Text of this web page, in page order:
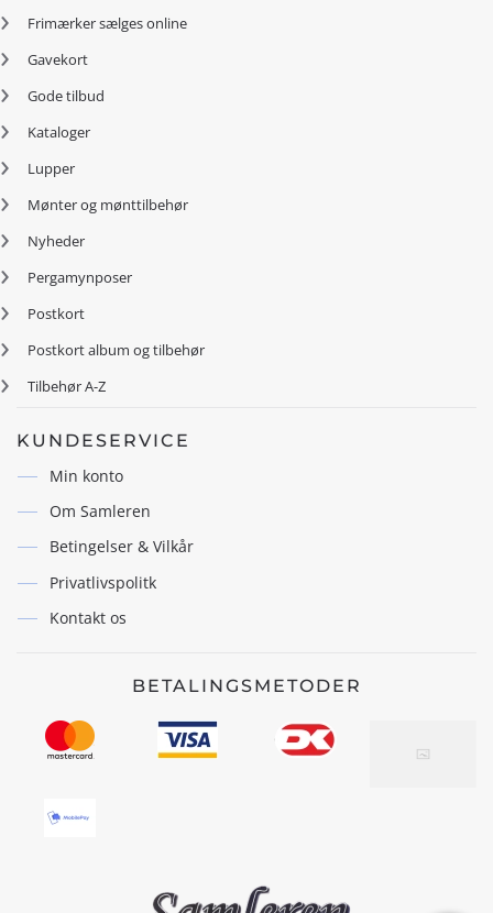
Frimærker sælges online
Gavekort
Gode tilbud
Kataloger
Lupper
Mønter og mønttilbehør
Nyheder
Pergamynposer
Postkort
Postkort album og tilbehør
Tilbehør A-Z
KUNDESERVICE
Min konto
Om Samleren
Betingelser & Vilkår
Privatlivspolitk
Kontakt os
BETALINGSMETODER